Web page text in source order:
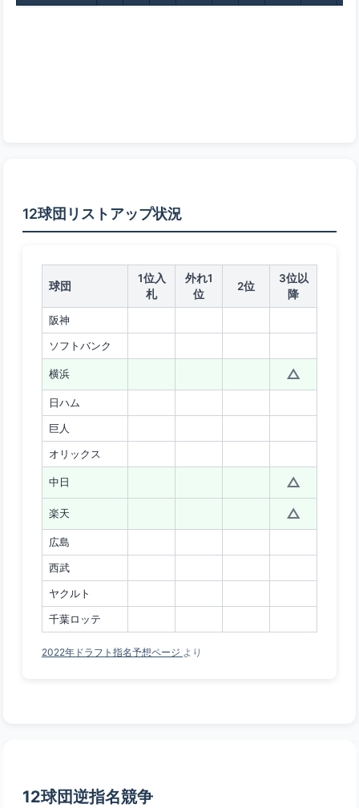
12球団リストアップ状況
球団
1位入
札
外れ1
位
2位
3位以
降
阪神
ソフトバンク
横浜 △
日ハム
巨人
オリックス
中日 △
楽天 △
広島
西武
ヤクルト
千葉ロッテ
2022年ドラフト指名予想ページ より
12球団逆指名競争